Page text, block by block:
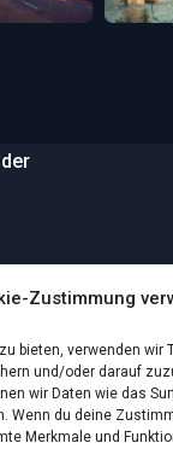
Zustimmung
bieten, verwenden wir
und/oder darauf
wir Daten wie das
Wenn du deine
Merkmale und